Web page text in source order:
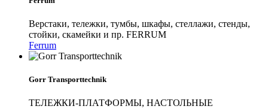
Верстаки, тележки, тумбы, шкафы, стеллажи, стенды,
стойки, скамейки и пр. FERRUM
Ferrum
Gorr Transporttechnik
ТЕЛЕЖКИ-ПЛАТФОРМЫ, НАСТОЛЬНЫЕ